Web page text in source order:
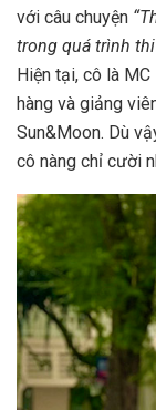
với câu chuyện
trong quá trình
Hiện tại, cô là
hàng và giảng
Sun&Moon. Dù
cô nàng chỉ cười